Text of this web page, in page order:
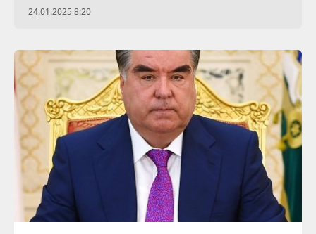
24.01.2025 8:20